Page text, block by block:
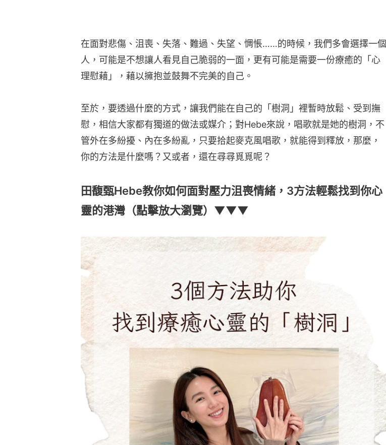
在面對悲傷、沮喪、失落、難過、失望、惆悵……的時候，我們多會選擇一個
人，可能是不想讓人看見自己脆弱的一面，更有可能是需要一份療癒的「心
理慰藉」，藉以擁抱並鼓舞不完美的自己。
至於，要透過什麼的方式，讓我們能在自己的「樹洞」裡暫時放鬆、受到撫
慰，相信大家都有獨道的做法或媒介；對Hebe來說，唱歌就是她的樹洞，不
管外在多紛擾、內在多紛亂，只要拾起麥克風唱歌，就能得到釋放，那麼，
你的方法是什麼嗎？又或者，還在尋尋覓覓呢？
田馥甄Hebe教你如何面對壓力沮喪情緒，3方法輕鬆找到你心
靈的港灣（點擊放大瀏覽）▼▼▼